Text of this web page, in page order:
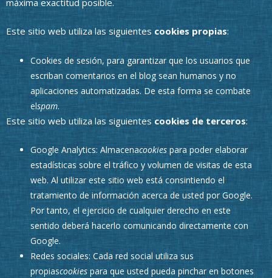
Este sitio web utiliza las siguientes cookies propias:
Cookies de sesión, para garantizar que los usuarios que
escriban comentarios en el blog sean humanos y no
aplicaciones automatizadas. De esta forma se combate
elspam.
Este sitio web utiliza las siguientes cookies de terceros:
Google Analytics: Almacenacookies para poder elaborar
estadísticas sobre el tráfico y volumen de visitas de esta
web. Al utilizar este sitio web está consintiendo el
tratamiento de información acerca de usted por Google.
Por tanto, el ejercicio de cualquier derecho en este
sentido deberá hacerlo comunicando directamente con
Google.
Redes sociales: Cada red social utiliza sus
propiascookies para que usted pueda pinchar en botones